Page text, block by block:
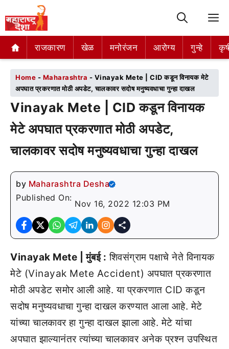
राजकारण खेळ मनोरंजन आरोग्य गुन्हे
राजकारण खेळ मनोरंजन आरोग्य गुन्हे
Home - Maharashtra - Vinayak Mete | CID कडून विनायक मेटे
अपघात प्रकरणात मोठी अपडेट, चालकावर सदोष मनुष्यवधाचा गुन्हा दाखल
Vinayak Mete | CID कडून विनायक
मेटे अपघात प्रकरणात मोठी अपडेट,
चालकावर सदोष मनुष्यवधाचा गुन्हा दाखल
by Maharashtra Desha
Published On:
Nov 16, 2022 12:03 PM
Vinayak Mete | मुंबई : शिवसंग्राम पक्षाचे नेते विनायक
मेटे (Vinayak Mete Accident) अपघात प्रकरणात
मोठी अपडेट समोर आली आहे. या प्रकरणात CID कडून
सदोष मनुष्यवधाचा गुन्हा दाखल करण्यात आला आहे. मेटे
यांच्या चालकावर हा गुन्हा दाखल झाला आहे. मेटे यांचा
अपघात झाल्यानंतर त्यांच्या चालकावर अनेक प्रश्न उपस्थित